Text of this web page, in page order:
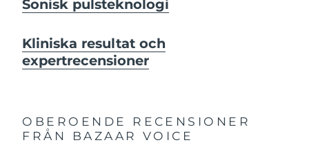
Sonisk pulsteknologi
Kliniska resultat och
expertrecensioner
OBEROENDE RECENSIONER
FRÅN BAZAAR VOICE